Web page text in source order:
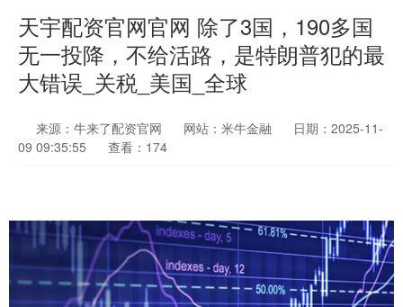
天宇配资官网官网 除了3国，190多国
无一投降，不给活路，是特朗普犯的最
大错误_关税_美国_全球
来源：牛来了配资官网 网站：米牛金融
日期：2025-11-
09 09:35:55
查看：174